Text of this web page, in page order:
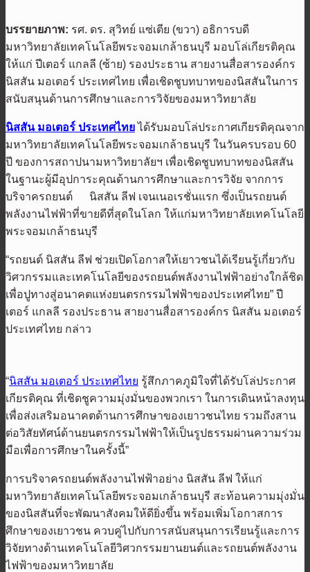
บรรยายภาพ: รศ. ดร. สุวิทย์ แซ่เตีย (ขวา) อธิการบดี
มหาวิทยาลัยเทคโนโลยีพระจอมเกล้าธนบุรี มอบโล่เกียรติคุณ
ให้แก่ ปีเตอร์ แกลลี (ซ้าย) รองประธาน สายงานสื่อสารองค์กร
นิสสัน มอเตอร์ ประเทศไทย เพื่อเชิดชูบทบาทของนิสสันในการ
สนับสนุนด้านการศึกษาและการวิจัยของมหาวิทยาลัย
นิสสัน มอเตอร์ ประเทศไทยได้รับมอบโล่ประกาศเกียรติคุณจาก
มหาวิทยาลัยเทคโนโลยีพระจอมเกล้าธนบุรี ในวันครบรอบ 60
ปี ของการสถาปนามหาวิทยาลัยฯ เพื่อเชิดชูบทบาทของนิสสัน
ในฐานะผู้มีอุปการะคุณด้านการศึกษาและการวิจัย จากการ
บริจาครถยนต์ นิสสัน ลีฟ เจนเนอเรชั่นแรก ซึ่งเป็นรถยนต์
พลังงานไฟฟ้าที่ขายดีที่สุดในโลก ให้แก่มหาวิทยาลัยเทคโนโลยี
พระจอมเกล้าธนบุรี
“รถยนต์ นิสสัน ลีฟ ช่วยเปิดโอกาสให้เยาวชนได้เรียนรู้เกี่ยวกับ
วิศวกรรมและเทคโนโลยีของรถยนต์พลังงานไฟฟ้าอย่างใกล้ชิด
เพื่อปูทางสู่อนาคตแห่งยนตรกรรมไฟฟ้าของประเทศไทย” ปี
เตอร์ แกลลี รองประธาน สายงานสื่อสารองค์กร นิสสัน มอเตอร์
ประเทศไทย กล่าว
“นิสสัน มอเตอร์ ประเทศไทย รู้สึกภาคภูมิใจที่ได้รับโล่ประกาศ
เกียรติคุณ ที่เชิดชูความมุ่งมั่นของพวกเรา ในการเดินหน้าลงทุน
เพื่อส่งเสริมอนาคตด้านการศึกษาของเยาวชนไทย รวมถึงสาน
ต่อวิสัยทัศน์ด้านยนตรกรรมไฟฟ้าให้เป็นรูปธรรมผ่านความร่วม
มือเพื่อการศึกษาในครั้งนี้”
การบริจาครถยนต์พลังงานไฟฟ้าอย่าง นิสสัน ลีฟ ให้แก่
มหาวิทยาลัยเทคโนโลยีพระจอมเกล้าธนบุรี สะท้อนความมุ่งมั่น
ของนิสสันที่จะพัฒนาสังคมให้ดียิ่งขึ้น พร้อมเพิ่มโอกาสการ
ศึกษาของเยาวชน ควบคู่ไปกับการสนับสนุนการเรียนรู้และการ
วิจัยทางด้านเทคโนโลยีวิศวกรรมยานยนต์และรถยนต์พลังงาน
ไฟฟ้าของมหาวิทยาลัย